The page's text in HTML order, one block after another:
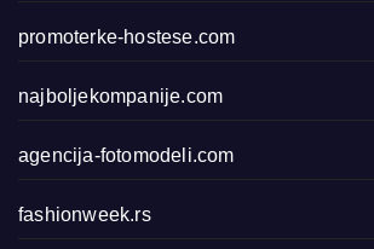
promoterke-hostese.com
najboljekompanije.com
agencija-fotomodeli.com
fashionweek.rs